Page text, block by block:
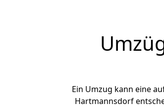
Ein Umzug kann eine
Hartmannsdorf